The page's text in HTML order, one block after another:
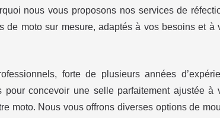
nous vous proposons nos services de
de moto sur mesure, adaptés à vos besoins et à
forte de plusieurs années
pour concevoir une selle parfaitement ajustée à
moto. Nous vous offrons diverses options de